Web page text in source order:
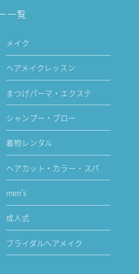
一覧
メイク
ヘアメイクレッスン
まつげパーマ・エクステ
シャンプー・ブロー
着物レンタル
ヘアカット・カラー・スパ
men's
成人式
ブライダルヘアメイク